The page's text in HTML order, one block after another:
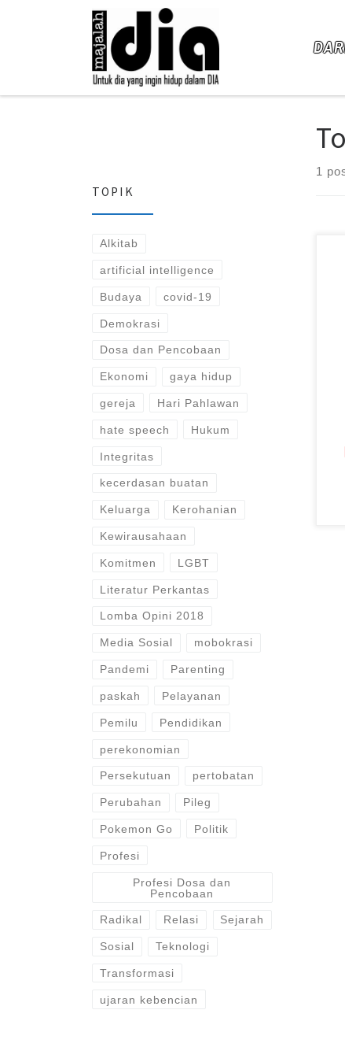
Skip to content
1
TOPIK
Alkitab
artificial intelligence
Budaya covid-19
Demokrasi
Dosa dan Pencobaan
Ekonomi gaya hidup
gereja Hari Pahlawan
hate speech Hukum
Integritas
kecerdasan buatan
Keluarga Kerohanian
Kewirausahaan
Komitmen LGBT
Literatur Perkantas
Lomba Opini 2018
Media Sosial mobokrasi
Pandemi Parenting
paskah Pelayanan
Pemilu Pendidikan
perekonomian
Persekutuan pertobatan
Perubahan Pileg
Pokemon Go Politik
Profesi
Profesi Dosa dan
Pencobaan
Radikal Relasi Sejarah
Sosial Teknologi
Transformasi
ujaran kebencian